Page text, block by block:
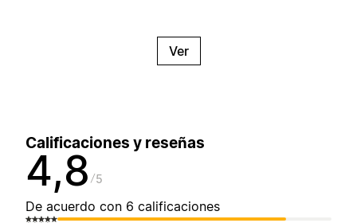
Ver
Calificaciones y reseñas
4,8 5
De acuerdo con 6 calificaciones